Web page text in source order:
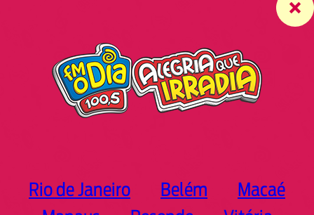
Rio de Janeiro Belém
Macaé